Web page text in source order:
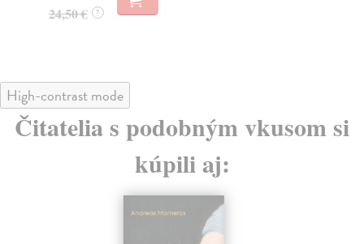
24,50 € ?
High-contrast mode
Čitatelia s podobným vkusom si
kúpili aj: